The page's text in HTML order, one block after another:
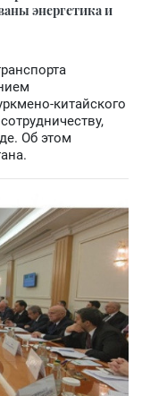
энергетика и
китайского
Об этом